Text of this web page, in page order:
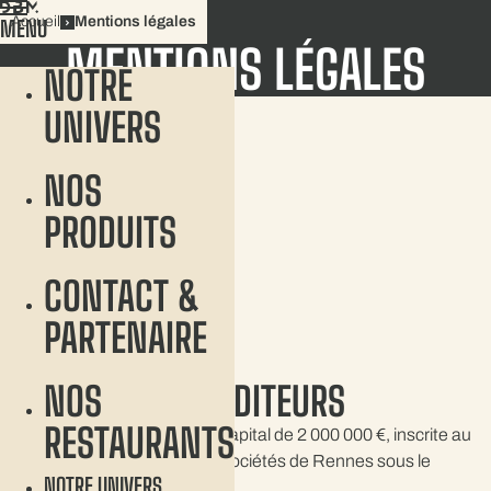
Aller
au
contenu
MENU
NOTRE
UNIVERS
NOS
PRODUITS
CONTACT &
PARTENAIRE
NOS
RESTAURANTS
NOTRE UNIVERS
CONTACT
Accueil Mentions légales
MENTIONS LÉGALES
INFORMATIONS ÉDITEURS
SAS CAFÉ DE FRANCE au capital de 2 000 000 €, inscrite au
registre du commerce et des sociétés de Rennes sous le
numéro 702 045 519